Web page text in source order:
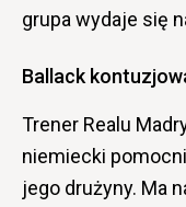
grupa wydaje się
Ballack
Trener Realu
niemiecki
jego drużyny. Ma